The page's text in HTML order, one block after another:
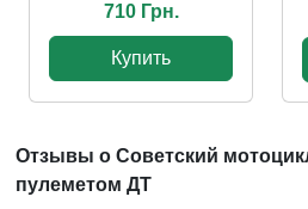
710 Грн.
Купить
Отзывы о Советский
пулеметом ДТ